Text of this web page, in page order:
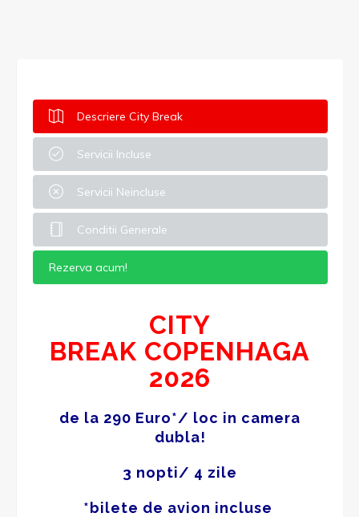
Descriere City Break
Servicii Incluse
Servicii Neincluse
Conditii Generale
Rezerva acum!
CITY
BREAK COPENHAGA
2026
de la 290 Euro*/ loc in camera
dubla!
3 nopti/ 4 zile
*bilete de avion incluse